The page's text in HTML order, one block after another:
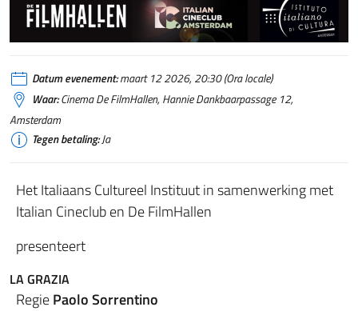
Datum evenement:maart 12 2026, 20:30 (Ora locale)
Waar:Cinema De FilmHallen, Hannie Dankbaarpassage 12,
Amsterdam
Tegen betaling:Ja
Het Italiaans Cultureel Instituut in samenwerking met
Italian Cineclub en De FilmHallen
presenteert
LA GRAZIA
RegiePaolo Sorrentino